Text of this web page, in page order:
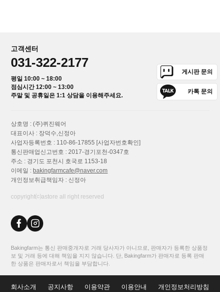
고객센터
031-322-2177
평일 10:00 ~ 18:00
점심시간 12:00 ~ 13:00
주말 및 공휴일은 1:1 상담을 이용해주세요.
게시판 문의
카톡 문의
상호명 : (주)퀴진웨어
대표이사 : 장덕수,신정아
사업자등록번호 : 110-86-17855 [사업자번호확인]
통신판매업신고번호 : 2017-경기포천-0347호
주소 : 경기도 포천시 호국로 1153-18
이메일 :bakingfarmcafe@naver.com
개인정보취급책임자 : 신정아
copyright⒞astore all right reserved
Bakingfarm는 통신 판매중개자로 거래 당사자가 아니므로, 판매자가 등록한 상품정
보 및 거래 등에 대해 책임을 지지 않습니다. 단, Bakingfarm가 판매자로 등록 판매
한 상품은 판매자로서 책임을 부담합니다.
회사소개 공지사항 이용약관 이용안내 개인정보처리방침